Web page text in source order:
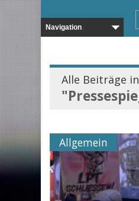
Alle Beiträge
Allgemein